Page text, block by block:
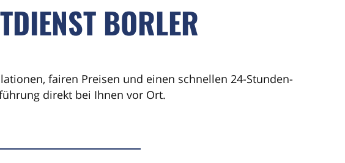
BORLER
fairen Preisen und einen schnellen 24-Stunden-
direkt bei Ihnen vor Ort.